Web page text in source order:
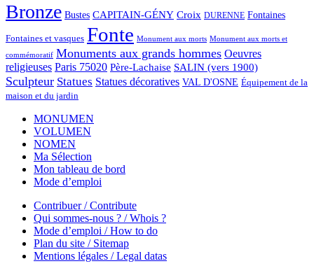
Bronze Bustes CAPITAIN-GÉNY Croix DURENNE Fontaines
Fontaines et vasques Fonte Monument aux morts Monument aux morts et
commémoratif Monuments aux grands hommes Oeuvres
religieuses Paris 75020 Père-Lachaise SALIN (vers 1900)
Sculpteur Statues Statues décoratives VAL D'OSNE Équipement de la
maison et du jardin
MONUMEN
VOLUMEN
NOMEN
Ma Sélection
Mon tableau de bord
Mode d’emploi
Contribuer / Contribute
Qui sommes-nous ? / Whois ?
Mode d’emploi / How to do
Plan du site / Sitemap
Mentions légales / Legal datas